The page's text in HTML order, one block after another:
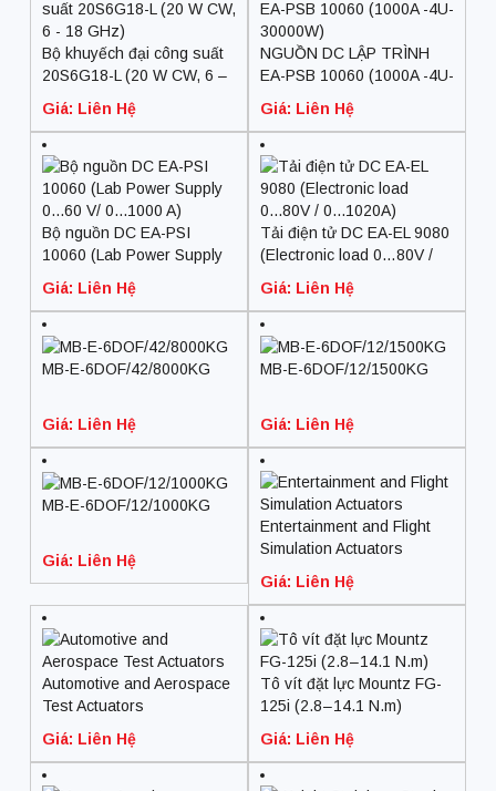
Bộ khuyếch đại công suất
20S6G18-L (20 W CW, 6 –
Giá: Liên Hệ
NGUỒN DC LẬP TRÌNH
EA-PSB 10060 (1000A -4U-
Giá: Liên Hệ
Bộ nguồn DC EA-PSI
10060 (Lab Power Supply
Giá: Liên Hệ
Tải điện tử DC EA-EL 9080
(Electronic load 0…80V /
Giá: Liên Hệ
MB-E-6DOF/42/8000KG
Giá: Liên Hệ
MB-E-6DOF/12/1500KG
Giá: Liên Hệ
MB-E-6DOF/12/1000KG
Giá: Liên Hệ
Entertainment and Flight
Simulation Actuators
Giá: Liên Hệ
Automotive and Aerospace
Test Actuators
Giá: Liên Hệ
Tô vít đặt lực Mountz FG-
125i (2.8 – 14.1 N.m)
Giá: Liên Hệ